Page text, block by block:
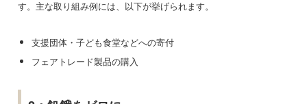
す。主な取り組み例には、以下が挙げられます。
支援団体・子ども食堂などへの寄付
フェアトレード製品の購入